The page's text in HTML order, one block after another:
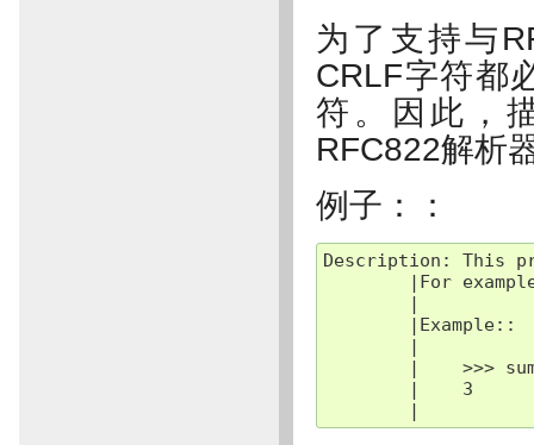
为了支持与
CRLF字符都
符。因此，
RFC822解析
例子：：
Description: This
|For
        |
        |Example::
        |
|    >>>
        |    3